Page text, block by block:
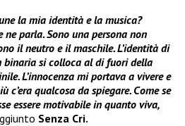
la mia identità e la musica?
ne parla. Sono una persona non
il neutro e il maschile. L’identità di
binaria si colloca al di fuori della
L’innocenza mi portava a vivere e
c’era qualcosa da spiegare. Come se
essere motivabile in quanto viva,
Senza Cri.